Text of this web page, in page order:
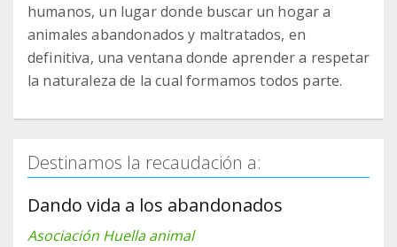
humanos, un lugar donde buscar un hogar a
animales abandonados y maltratados, en
definitiva, una ventana donde aprender a respetar
la naturaleza de la cual formamos todos parte.
Destinamos la recaudación a:
Dando vida a los abandonados
Asociación Huella animal